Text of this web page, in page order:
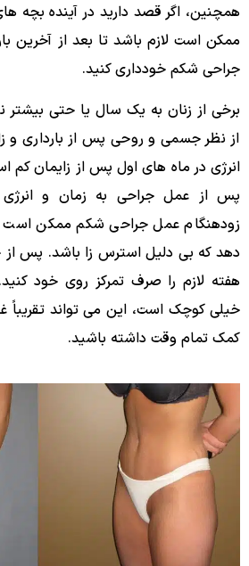
همچنین، اگر قصد دارید در آینده بچه‌
ممکن است لازم باشد تا بعد از آخرین
جراحی شکم خودداری کنید.
برخی از زنان به یک سال یا حتی بیشتر
از نظر جسمی و روحی پس از بارداری و
انرژی در ماه های اول پس از زایمان کم
پس از عمل جراحی به زمان و انرژی
زودهنگام عمل جراحی شکم ممکن است
دهد که بی دلیل استرس زا باشد. پس
هفته لازم را صرف تمرکز روی خود
خیلی کوچک است، این می تواند تقریباً
کمک تمام وقت داشته باشید.